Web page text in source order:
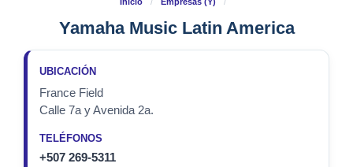
Yamaha Music Latin America
UBICACIÓN
France Field
Calle 7a y Avenida 2a.
TELÉFONOS
+507 269-5311